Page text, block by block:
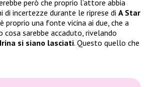
però che proprio l’attore abbia
di incertezze durante le riprese di A Star
proprio una fonte vicina ai due, che a
sarebbe accaduto, rivelando
Irina si siano lasciati. Questo quello che